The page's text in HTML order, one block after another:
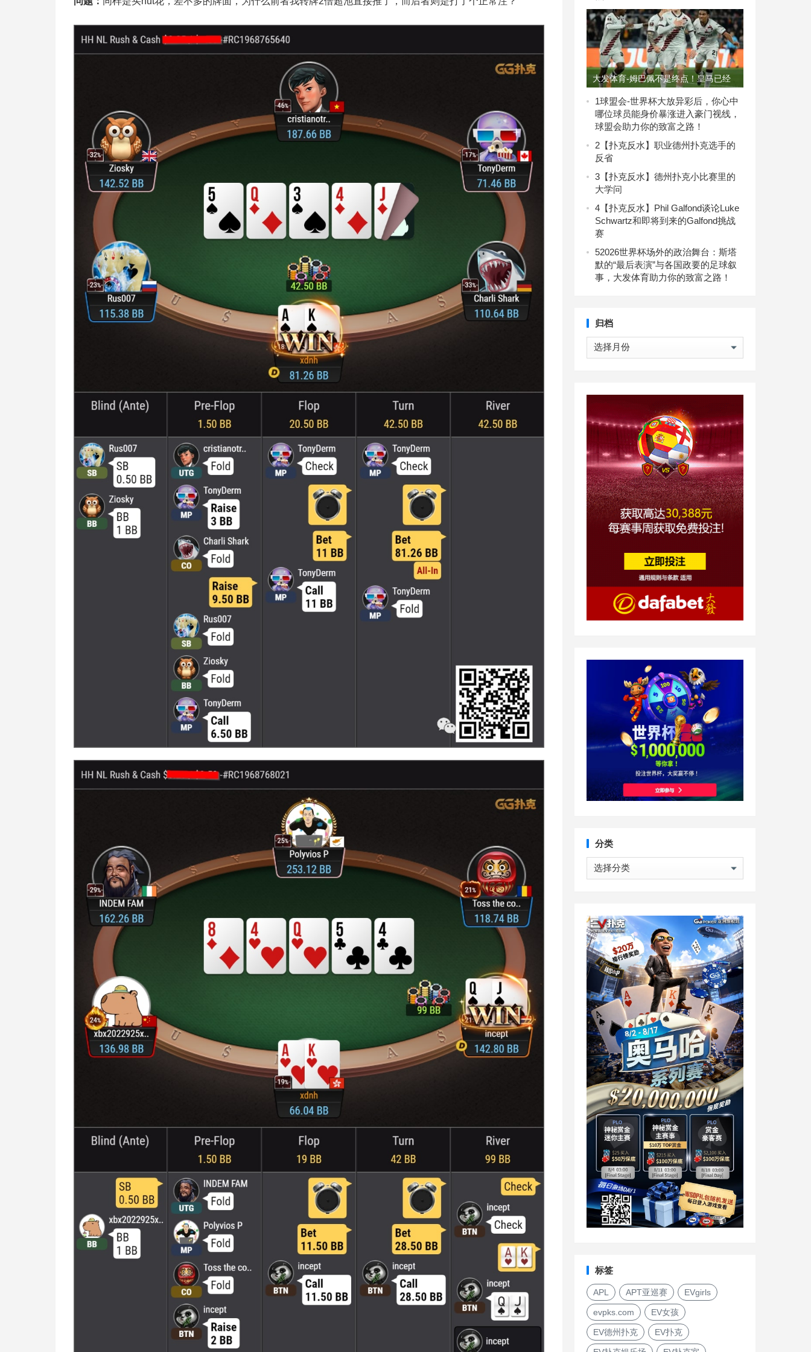
大发体育-姆巴佩不是终点！皇马已经
着手下单 药厂不败真核，大发助力你
的致富之路！
1球盟会-世界杯大放异彩后，你心中
哪位球员能身价暴涨进入豪门视线，
球盟会助力你的致富之路！
2 【扑克反水】职业德州扑克选手的
反省
3 【扑克反水】德州扑克小比赛里的
大学问
4 【扑克反水】Phil Galfond谈论Luke
Schwartz和即将到来的Galfond挑战
赛
52026世界杯场外的政治舞台：斯塔
默的“最后表演”与各国政要的足球叙
事，大发体育助力你的致富之路！
归档
归
分类
分
类
标签
APL APT亚巡赛 EVgirls
evpks.com EV女孩
EV德州扑克 EV扑克